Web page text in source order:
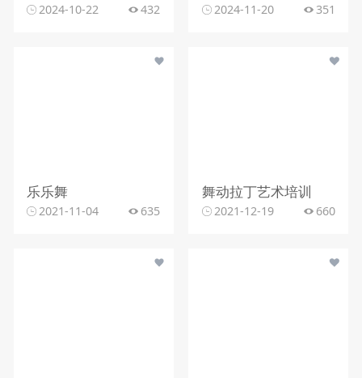
2024-10-22 432 2024-11-20 351
乐乐舞
2021-11-04 635
舞动拉丁艺术培训
2021-12-19 660